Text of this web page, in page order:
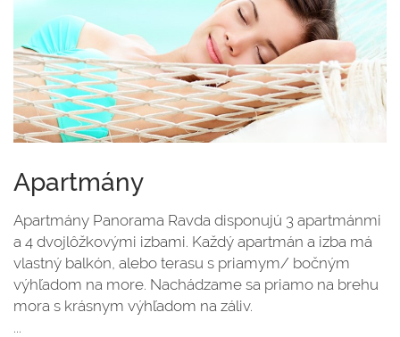
Apartmány
Apartmány Panorama Ravda disponujú 3 apartmánmi
a 4 dvojlôžkovými izbami. Každý apartmán a izba má
vlastný balkón, alebo terasu s priamym/ bočným
výhľadom na more. Nachádzame sa priamo na brehu
mora s krásnym výhľadom na záliv.
...